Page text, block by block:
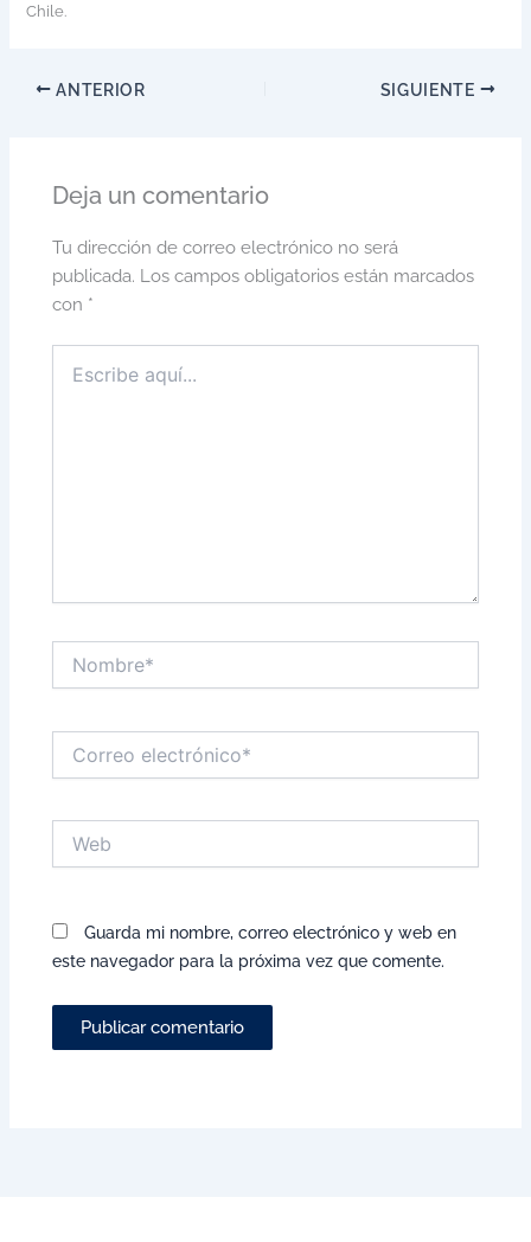
Chile.
ANTERIOR SIGUIENTE
Deja un comentario
Tu dirección de correo electrónico no será
publicada. Los campos obligatorios están marcados
con *
aquí...
electrónico*
Guarda mi nombre, correo electrónico y web en
este navegador para la próxima vez que comente.